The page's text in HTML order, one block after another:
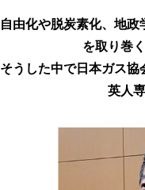
自由化や脱炭素化、地
を取り巻
そうした中で日本ガス
英人